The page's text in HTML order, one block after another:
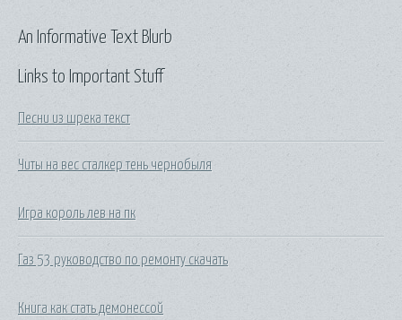
Links to Important Stuff
Песни из шрека текст
Читы на вес сталкер тень чернобыля
Игра король лев на пк
Газ 53 руководство по ремонту скачать
Книга как стать демонессой
An Informative Text Blurb